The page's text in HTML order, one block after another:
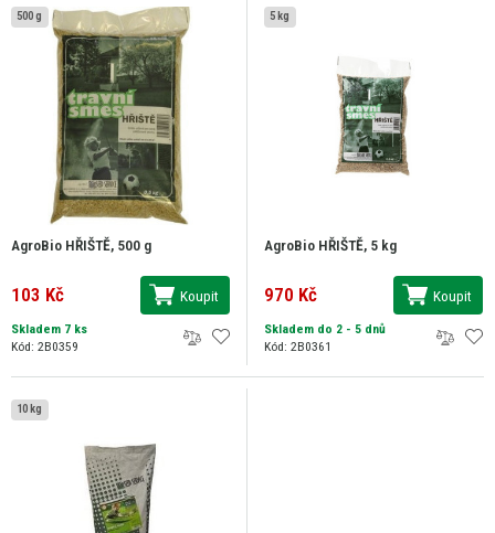
500 g
AgroBio HŘIŠTĚ, 500 g
103 Kč Koupit
Skladem 7 ks
Kód: 2B0359
5 kg
AgroBio HŘIŠTĚ, 5 kg
970 Kč Koupit
Skladem do 2 - 5 dnů
Kód: 2B0361
10 kg